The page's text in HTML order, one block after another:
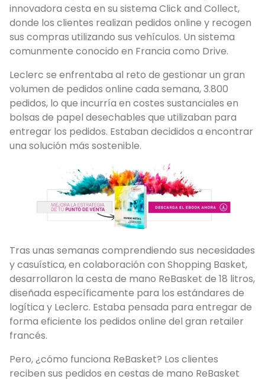
innovadora cesta en su sistema Click and Collect,
donde los clientes realizan pedidos online y recogen
sus compras utilizando sus vehículos. Un sistema
comunmente conocido en Francia como Drive.
Leclerc se enfrentaba al reto de gestionar un gran
volumen de pedidos online cada semana, 3.800
pedidos, lo que incurría en costes sustanciales en
bolsas de papel desechables que utilizaban para
entregar los pedidos. Estaban decididos a encontrar
una solución más sostenible.
Tras unas semanas comprendiendo sus necesidades
y casuística, en colaboración con Shopping Basket,
desarrollaron la cesta de mano ReBasket de 18 litros,
diseñada específicamente para los estándares de
logítica y Leclerc. Estaba pensada para entregar de
forma eficiente los pedidos online del gran retailer
francés.
Pero, ¿cómo funciona ReBasket? Los clientes
reciben sus pedidos en cestas de mano ReBasket